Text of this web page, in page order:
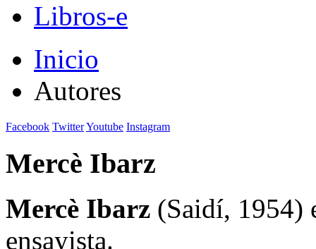
Libros-e
Inicio
Autores
Facebook TwitterYoutube Instagram
Mercè Ibarz
Mercè Ibarz (Saidí, 1954)
ensayista.